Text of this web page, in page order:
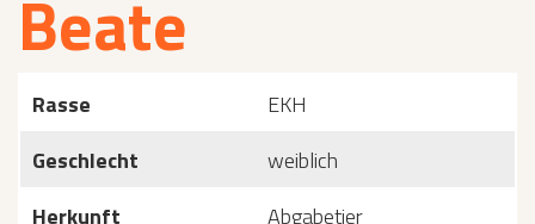
Beate
Rasse
EKH
Geschlecht
weiblich
Herkunft
Abgabetier